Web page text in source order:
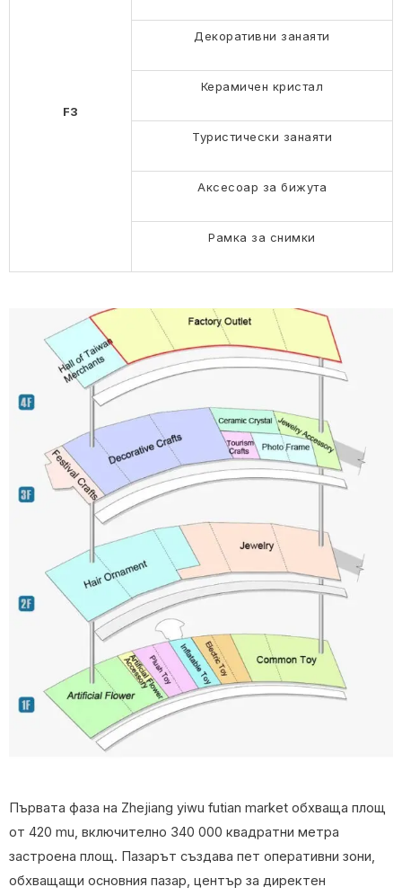
F3
Декоративни занаяти
Керамичен кристал
Туристически занаяти
Аксесоар за бижута
Рамка за снимки
Първата фаза на Zhejiang yiwu futian market обхваща площ
от 420 mu, включително 340 000 квадратни метра
застроена площ. Пазарът създава пет оперативни зони,
обхващащи основния пазар, център за директен